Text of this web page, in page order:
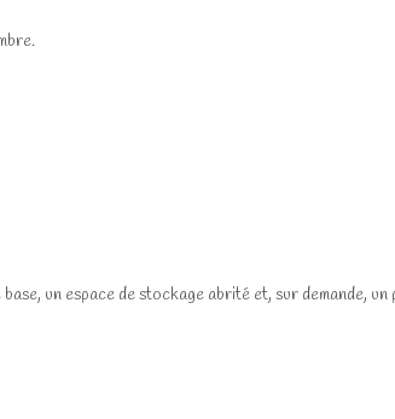
un espace de stockage abrité et, sur demande,